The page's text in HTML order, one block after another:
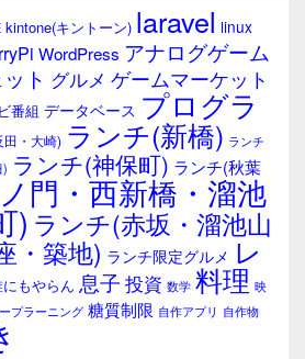
kintone(キントーン) laravel linux
WordPress アナログゲーム
ト グルメ ゲームマーケット
番組 データベース プログラ
田・大崎) ランチ(新橋) ランチ
) ランチ(神保町) ランチ(秋葉
門・西新橋・溜池
) ランチ(赤坂・溜池山
・築地) ランチ限定グルメ レ
もやらん 息子 投資 数学 料理 映
プラーニング 糖質制限 自作アプリ 自作物